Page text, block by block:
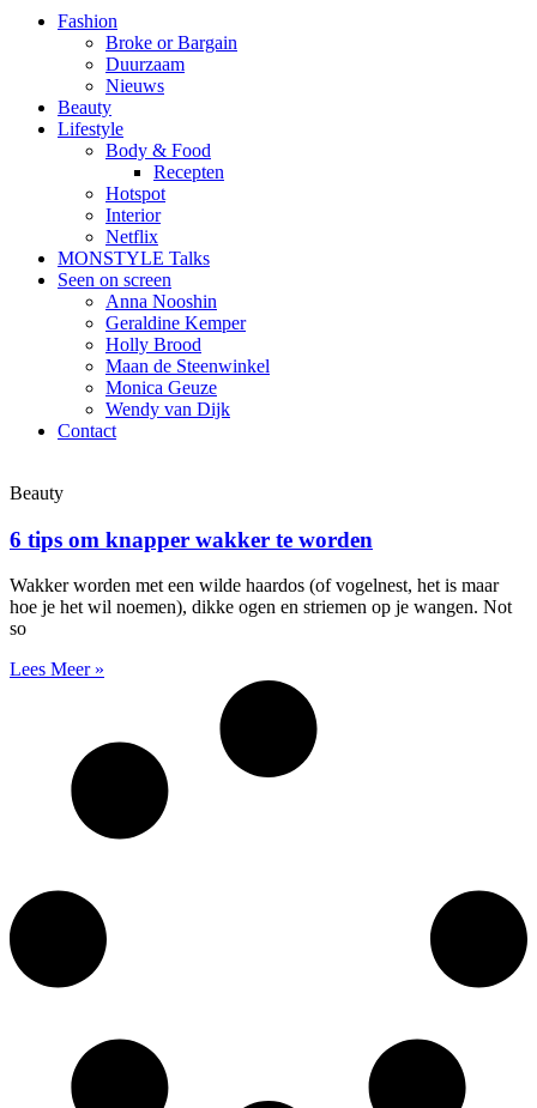
Fashion
Broke or Bargain
Duurzaam
Nieuws
Beauty
Lifestyle
Body & Food
Recepten
Hotspot
Interior
Netflix
MONSTYLE Talks
Seen on screen
Anna Nooshin
Geraldine Kemper
Holly Brood
Maan de Steenwinkel
Monica Geuze
Wendy van Dijk
Contact
Beauty
6 tips om knapper wakker te worden
Wakker worden met een wilde haardos (of vogelnest, het is maar
hoe je het wil noemen), dikke ogen en striemen op je wangen. Not
so
Lees Meer »